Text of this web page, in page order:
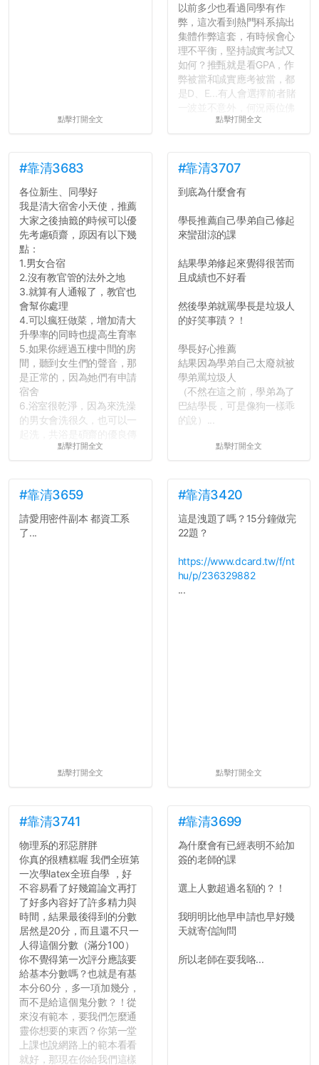
點擊打開全文
以前多少也看過同學有作
弊，這次看到熱門科系搞出
集體作弊這套，有時候會心
理不平衡，堅持誠實考試又
如何？推甄就是看GPA，作
弊被當和誠實應考被當，都
是D、E...有人會選擇前者賭
心教授看起來要輕輕放下
長作弊的風氣。
反正老人我明天就要搬離新
關，就當最後一天發個牢騷
吧XD，祝學弟妹們修課順利
點擊打開全文
#靠清3683
各位新生、同學好
我是清大宿舍小天使，推薦
大家之後抽籤的時候可以優
先考慮碩齋，原因有以下幾
點：
1.男女合宿
2.沒有教官管的法外之地
3.就算有人通報了，教官也
會幫你處理
4.可以瘋狂做菜，增加清大
升學率的同時也提高生育率
5.如果你經過五樓中間的房
間，聽到女生們的聲音，那
是正常的，因為她們有申請
宿舍
6.浴室很乾淨，因為來洗澡
的男女會洗很久，也可以一
舍房間，都歡迎留言讓我知
道...
點擊打開全文
#靠清3707
到底為什麼會有
學長推薦自己學弟自己修起
來蠻甜涼的課
結果學弟修起來覺得很苦而
且成績也不好看
然後學弟就罵學長是垃圾人
的好笑事蹟？！
學長好心推薦
結果因為學弟自己太廢就被
學弟罵垃圾人
（不然在這之前，學弟為了
巴結學長，可是像狗一樣乖
的說）...
點擊打開全文
#靠清3659
請愛用密件副本 都資工系
了...
點擊打開全文
#靠清3420
這是洩題了嗎？15分鐘做完
22題？
https://www.dcard.tw/f/nt
hu/p/236329882
...
點擊打開全文
#靠清3741
物理系的邪惡胖胖
你真的很糟糕喔 我們全班第
一次學latex全班自學 ，好
不容易看了好幾篇論文再打
了好多內容好了許多精力與
時間，結果最後得到的分數
居然是20分，而且還不只一
人得這個分數（滿分100）
你不覺得第一次評分應該要
給基本分數嗎？也就是有基
本分60分，多一項加幾分，
而不是給這個鬼分數？！從
來沒有範本，要我們怎麼通
靈你想要的東西？你第一堂
上課也說網路上的範本看看
就好，那現在你給我們這樣
#靠清3699
為什麼會有已經表明不給加
簽的老師的課
選上人數超過名額的？！
我明明比他早申請也早好幾
天就寄信詢問
所以老師在耍我咯...